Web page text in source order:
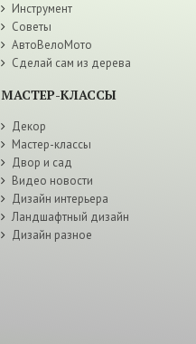
Инструмент
Советы
АвтоВелоМото
Сделай сам из дерева
МАСТЕР-КЛАССЫ
Декор
Мастер-классы
Двор и сад
Видео новости
Дизайн интерьера
Ландшафтный дизайн
Дизайн разное